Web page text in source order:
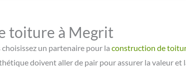
toiture à Megrit
choisissez un partenaire pour laconstruction de
doivent aller de pair pour assurer la valeur et